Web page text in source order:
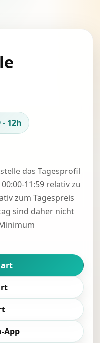
- 12h
das Tagesprofil
11:59 relativ zu
zum Tagespreis
sind daher nicht
App